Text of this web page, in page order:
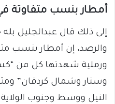
أمطار بنسب متفاوتة في 9
إلى ذلك قال عبدالجليل بله
والرصد، إن أمطار بنسب
ورملية شهدتها كل من
وسنار وشمال كردفان”
النيل ووسط وجنوب